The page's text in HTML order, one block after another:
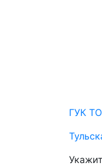
ГУК